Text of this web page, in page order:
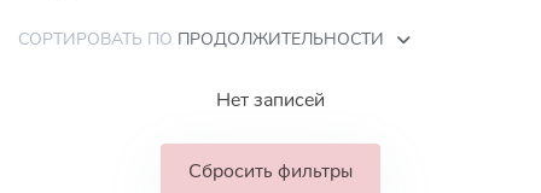
СОРТИРОВАТЬ ПО ПРОДОЛЖИТЕЛЬНОСТИ
Нет записей
Сбросить фильтры